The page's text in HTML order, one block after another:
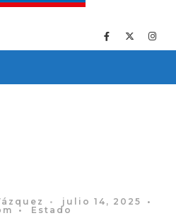
• julio 14, 2025
•
• Estado